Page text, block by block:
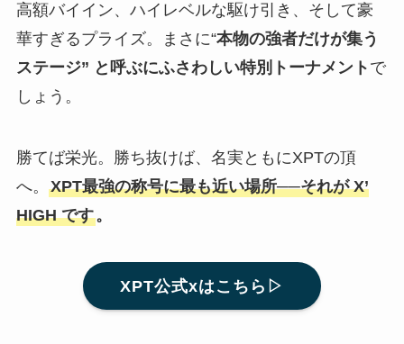
高額バイイン、ハイレベルな駆け引き、そして豪
華すぎるプライズ。まさに“本物の強者だけが集う
ステージ” と呼ぶにふさわしい特別トーナメント で
しょう。
勝てば栄光。勝ち抜けば、名実ともにXPTの頂
へ。 XPT最強の称号に最も近い場所──それが X’
HIGH です。
XPT公式xはこちら▷